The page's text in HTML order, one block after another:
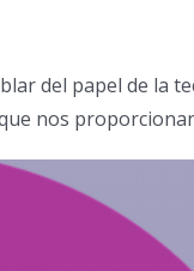
del papel de la
nos